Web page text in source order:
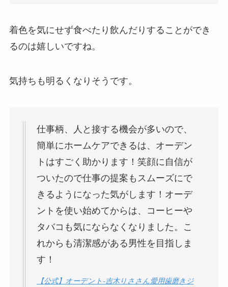
エプロンを売ってる場所は？無印
のおすすめ紹介
普通に売ってる？関東・名古屋・
大阪など販売地域を調査！
着色を気にせず食べたり飲んだりすることができ
るのは嬉しいですね。
気持ちも明るくなりそうです。
仕事柄、人と接する機会が多いので、
簡単にホームケアできるは、オーデン
トはすごく助かります！笑顔に自信が
ついたので仕事の提案もスムーズにで
きるようになった気がします！オーデ
ントを使い始めてからは、コーヒーや
タバコも気にならなくなりました。こ
れからも清潔感がある男性を目指しま
す！
【公式】オーデント-吉木りささん愛用歯磨きジ